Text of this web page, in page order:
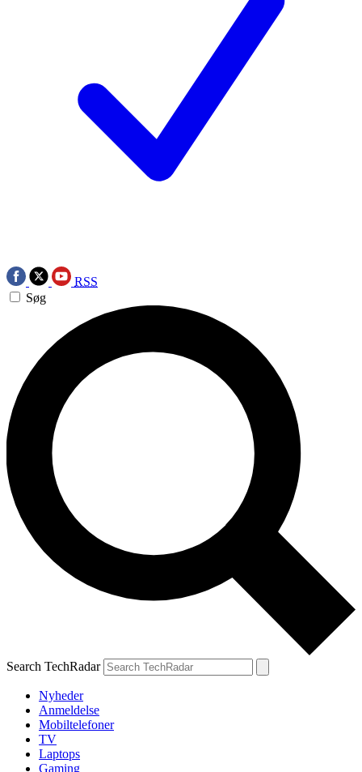
RSS
Søg
Search TechRadar
Nyheder
Anmeldelse
Mobiltelefoner
TV
Laptops
Gaming